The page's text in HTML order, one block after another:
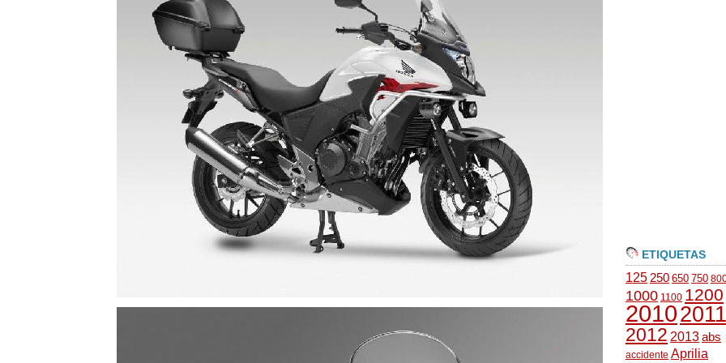
ETIQUETAS
125 250 650 750
1000 1100 1200
20102011
2012 2013abs
accidente Aprilia